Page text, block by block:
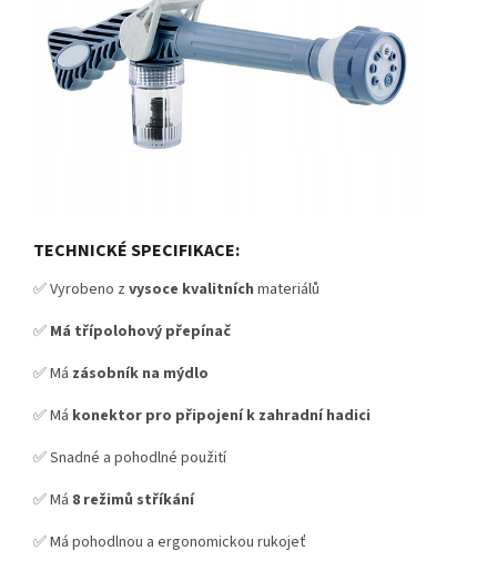
TECHNICKÉ SPECIFIKACE:
✅ Vyrobeno z vysoce kvalitních materiálů
✅ Má třípolohový přepínač
✅ Má zásobník na mýdlo
✅ Má konektor pro připojení k zahradní hadici
✅ Snadné a pohodlné použití
✅ Má 8 režimů stříkání
✅ Má pohodlnou a ergonomickou rukojeť